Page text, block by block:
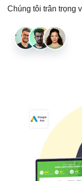
Chúng tôi trân trọng